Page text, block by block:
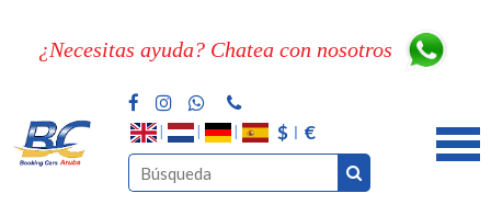
¿Necesitas ayuda? Chatea con nosotros
$ €